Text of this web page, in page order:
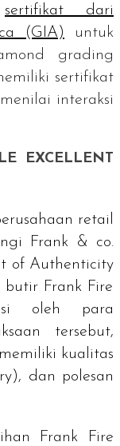
sertifikat dari
(GIA) untuk
grading
sertifikat
interaksi
EXCELLENT
retail
Frank & co.
of Authenticity
Frank Fire
oleh para
tersebut,
kualitas
), dan polesan
Frank Fire